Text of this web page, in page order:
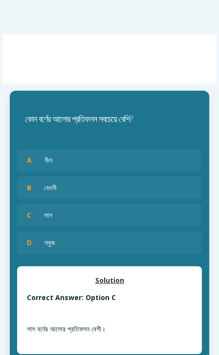
কোন বর্ণের আলোর প্রতিফলন সবচেয়ে বেশি?
A নীল
B বেগুনী
C লাল
D সবুজ
Solution
Correct Answer: Option C
লাল বর্নের আলোর প্রতিফলন বেশী।